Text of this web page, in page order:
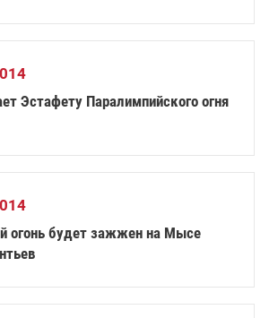
Эстафету Паралимпийского огня
огонь будет зажжен на Мысе